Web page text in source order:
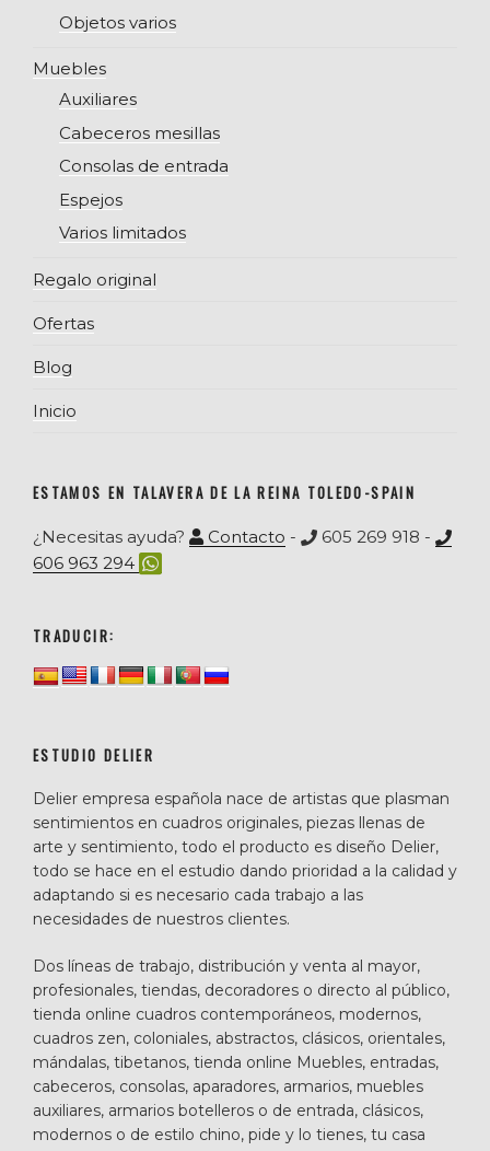
Objetos varios
Muebles
Auxiliares
Cabeceros mesillas
Consolas de entrada
Espejos
Varios limitados
Regalo original
Ofertas
Blog
Inicio
ESTAMOS EN TALAVERA DE LA REINA TOLEDO-SPAIN
¿Necesitas ayuda? Contacto -
605 269 918 -
606 963 294
TRADUCIR:
ESTUDIO DELIER
Delier empresa española nace de artistas que plasman
sentimientos en cuadros originales, piezas llenas de
arte y sentimiento, todo el producto es diseño Delier,
todo se hace en el estudio dando prioridad a la calidad y
adaptando si es necesario cada trabajo a las
necesidades de nuestros clientes.
Dos líneas de trabajo, distribución y venta al mayor,
profesionales, tiendas, decoradores o directo al público,
tienda online cuadros contemporáneos, modernos,
cuadros zen, coloniales, abstractos, clásicos, orientales,
mándalas, tibetanos, tienda online Muebles, entradas,
cabeceros, consolas, aparadores, armarios, muebles
auxiliares, armarios botelleros o de entrada, clásicos,
modernos o de estilo chino, pide y lo tienes, tu casa